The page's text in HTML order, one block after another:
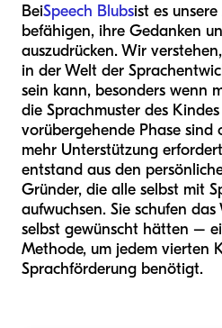
BeiSpeech Blubsist es
befähigen, ihre Gedanken
auszudrücken. Wir
in der Welt der
sein kann, besonders wenn
die Sprachmuster des
vorübergehende Phase sind
mehr Unterstützung
entstand aus den
Gründer, die alle selbst mit
aufwuchsen. Sie schufen
selbst gewünscht hätten –
Methode, um jedem vierten
Sprachförderung benötigt.